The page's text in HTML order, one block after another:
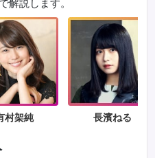
解説します。
村架純 長濱ねる